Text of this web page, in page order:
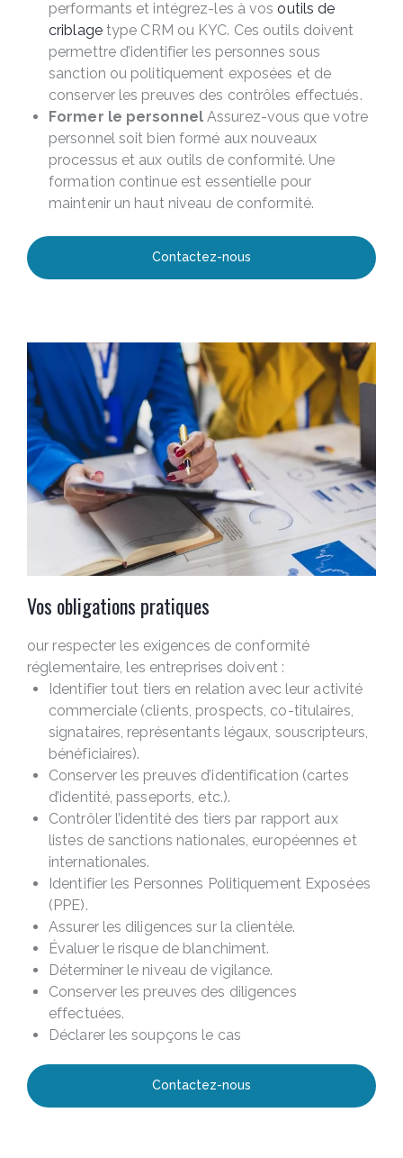
performants et intégrez-les à vosoutils de
criblage type CRM ou KYC. Ces outils doivent
permettre d’identifier les personnes sous
sanction ou politiquement exposées et de
conserver les preuves des contrôles effectués.
Former le personnel Assurez-vous que votre
personnel soit bien formé aux nouveaux
processus et aux outils de conformité. Une
formation continue est essentielle pour
maintenir un haut niveau de conformité.
Contactez-nous
Vos obligations pratiques
our respecter les exigences de conformité
réglementaire, les entreprises doivent :
Identifier tout tiers en relation avec leur activité
commerciale (clients, prospects, co-titulaires,
signataires, représentants légaux, souscripteurs,
bénéficiaires).
Conserver les preuves d’identification (cartes
d’identité, passeports, etc.).
Contrôler l’identité des tiers par rapport aux
listes de sanctions nationales, européennes et
internationales.
Identifier les Personnes Politiquement Exposées
(PPE).
Assurer les diligences sur la clientèle.
Évaluer le risque de blanchiment.
Déterminer le niveau de vigilance.
Conserver les preuves des diligences
effectuées.
Déclarer les soupçons le cas
Contactez-nous